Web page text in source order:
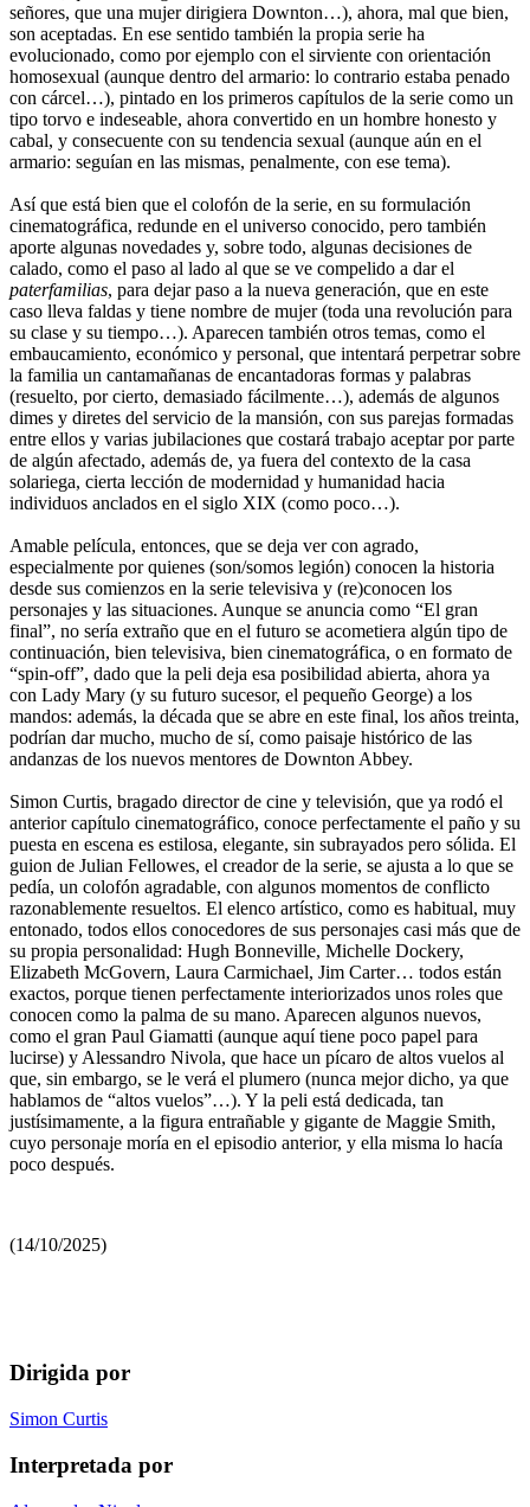
señores, que una mujer dirigiera Downton…), ahora, mal que bien,
son aceptadas. En ese sentido también la propia serie ha
evolucionado, como por ejemplo con el sirviente con orientación
homosexual (aunque dentro del armario: lo contrario estaba penado
con cárcel…), pintado en los primeros capítulos de la serie como un
tipo torvo e indeseable, ahora convertido en un hombre honesto y
cabal, y consecuente con su tendencia sexual (aunque aún en el
armario: seguían en las mismas, penalmente, con ese tema).
Así que está bien que el colofón de la serie, en su formulación
cinematográfica, redunde en el universo conocido, pero también
aporte algunas novedades y, sobre todo, algunas decisiones de
calado, como el paso al lado al que se ve compelido a dar el
paterfamilias, para dejar paso a la nueva generación, que en este
caso lleva faldas y tiene nombre de mujer (toda una revolución para
su clase y su tiempo…). Aparecen también otros temas, como el
embaucamiento, económico y personal, que intentará perpetrar sobre
la familia un cantamañanas de encantadoras formas y palabras
(resuelto, por cierto, demasiado fácilmente…), además de algunos
dimes y diretes del servicio de la mansión, con sus parejas formadas
entre ellos y varias jubilaciones que costará trabajo aceptar por parte
de algún afectado, además de, ya fuera del contexto de la casa
solariega, cierta lección de modernidad y humanidad hacia
individuos anclados en el siglo XIX (como poco…).
Amable película, entonces, que se deja ver con agrado,
especialmente por quienes (son/somos legión) conocen la historia
desde sus comienzos en la serie televisiva y (re)conocen los
personajes y las situaciones. Aunque se anuncia como “El gran
final”, no sería extraño que en el futuro se acometiera algún tipo de
continuación, bien televisiva, bien cinematográfica, o en formato de
“spin-off”, dado que la peli deja esa posibilidad abierta, ahora ya
con Lady Mary (y su futuro sucesor, el pequeño George) a los
mandos: además, la década que se abre en este final, los años treinta,
podrían dar mucho, mucho de sí, como paisaje histórico de las
andanzas de los nuevos mentores de Downton Abbey.
Simon Curtis, bragado director de cine y televisión, que ya rodó el
anterior capítulo cinematográfico, conoce perfectamente el paño y su
puesta en escena es estilosa, elegante, sin subrayados pero sólida. El
guion de Julian Fellowes, el creador de la serie, se ajusta a lo que se
pedía, un colofón agradable, con algunos momentos de conflicto
razonablemente resueltos. El elenco artístico, como es habitual, muy
entonado, todos ellos conocedores de sus personajes casi más que de
su propia personalidad: Hugh Bonneville, Michelle Dockery,
Elizabeth McGovern, Laura Carmichael, Jim Carter… todos están
exactos, porque tienen perfectamente interiorizados unos roles que
conocen como la palma de su mano. Aparecen algunos nuevos,
como el gran Paul Giamatti (aunque aquí tiene poco papel para
lucirse) y Alessandro Nivola, que hace un pícaro de altos vuelos al
que, sin embargo, se le verá el plumero (nunca mejor dicho, ya que
hablamos de “altos vuelos”…). Y la peli está dedicada, tan
justísimamente, a la figura entrañable y gigante de Maggie Smith,
cuyo personaje moría en el episodio anterior, y ella misma lo hacía
poco después.
(14/10/2025)
Dirigida por
Simon Curtis
Interpretada por